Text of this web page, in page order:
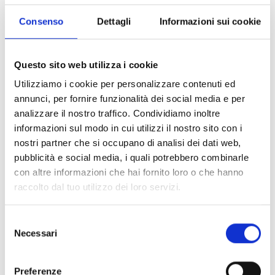
Consenso Dettagli Informazioni sui cookie
Questo sito web utilizza i cookie
Utilizziamo i cookie per personalizzare contenuti ed
annunci, per fornire funzionalità dei social media e per
analizzare il nostro traffico. Condividiamo inoltre
informazioni sul modo in cui utilizzi il nostro sito con i
nostri partner che si occupano di analisi dei dati web,
pubblicità e social media, i quali potrebbero combinarle
con altre informazioni che hai fornito loro o che hanno
raccolto dal tuo utilizzo dei loro servizi.
delNecessari
Preferenze
Air2-MC400/B
Micro‑contact magnétique via
radio, couleur blanche
Air2-MC400/M